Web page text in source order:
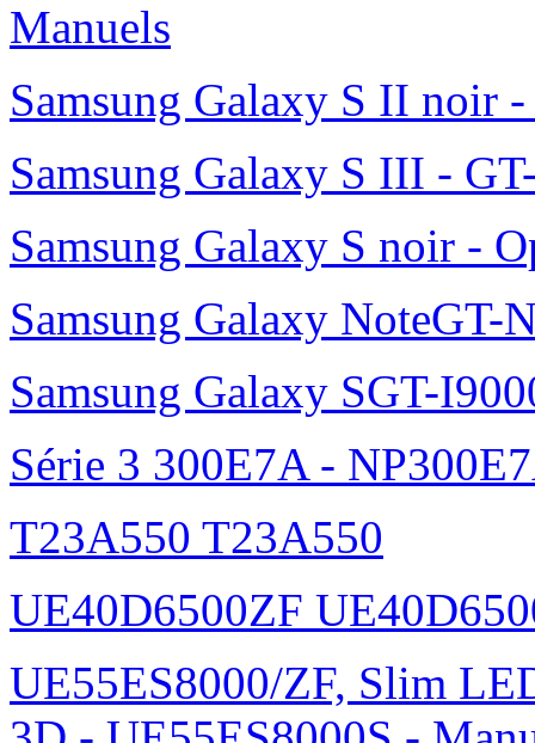
Manuels
Samsung Galaxy S II noir
Samsung Galaxy S III -
Samsung Galaxy S noir -
Samsung Galaxy NoteGT-
Samsung Galaxy SGT-
Série 3 300E7A -
T23A550 T23A550
UE40D6500ZF
UE55ES8000/ZF, Slim